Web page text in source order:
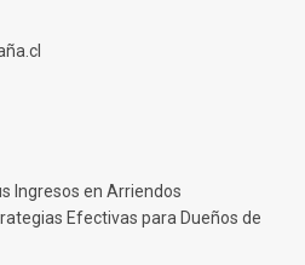
Ingresos en Arriendos
Efectivas para Dueños de